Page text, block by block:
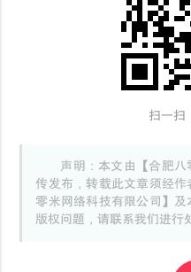
扫一扫
声明：本文由【合肥
传发布，转载此文章须经
零米网络科技有限公司】
版权问题，请联系我们进行